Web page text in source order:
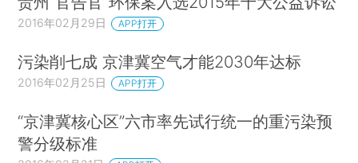
2016年02月29日 APP打开
污染削七成 京津冀空气才能2030年达标
2016年02月25日 APP打开
“京津冀核心区”六市率先试行统一的重污染预
警分级标准